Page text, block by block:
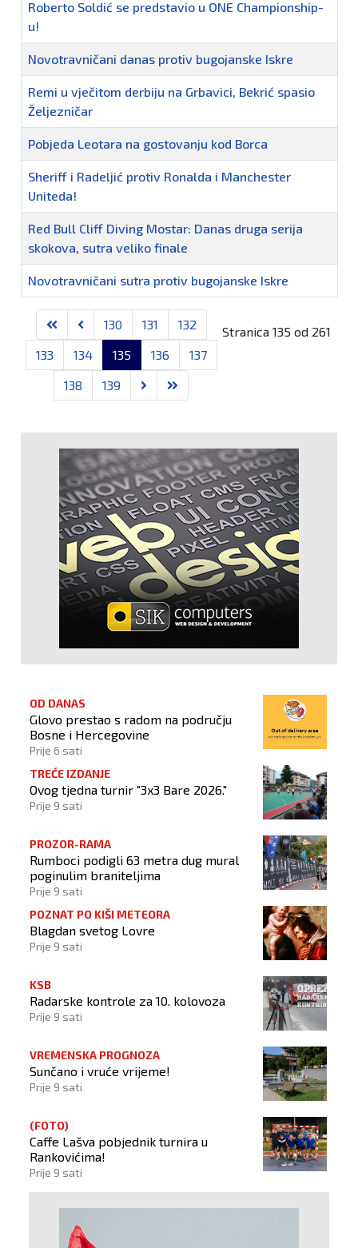
Članci
Roberto Soldić se predstavio u ONE Championship-
u!
Novotravničani danas protiv bugojanske Iskre
Remi u vječitom derbiju na Grbavici, Bekrić spasio
Željezničar
Pobjeda Leotara na gostovanju kod Borca
Sheriff i Radeljić protiv Ronalda i Manchester
Uniteda!
Red Bull Cliff Diving Mostar: Danas druga serija
skokova, sutra veliko finale
Novotravničani sutra protiv bugojanske Iskre
Stranica 135 od 261
130 131
132
133
134 135 136
137
138
139
OD DANAS
Glovo prestao s radom na području
Bosne i Hercegovine
Prije 6 sati
TREĆE IZDANJE
Ovog tjedna turnir "3x3 Bare 2026."
Prije 9 sati
PROZOR-RAMA
Rumboci podigli 63 metra dug mural
poginulim braniteljima
Prije 9 sati
POZNAT PO KIŠI METEORA
Blagdan svetog Lovre
Prije 9 sati
KSB
Radarske kontrole za 10. kolovoza
Prije 9 sati
VREMENSKA PROGNOZA
Sunčano i vruće vrijeme!
Prije 9 sati
(FOTO)
Caffe Lašva pobjednik turnira u
Rankovićima!
Prije 9 sati